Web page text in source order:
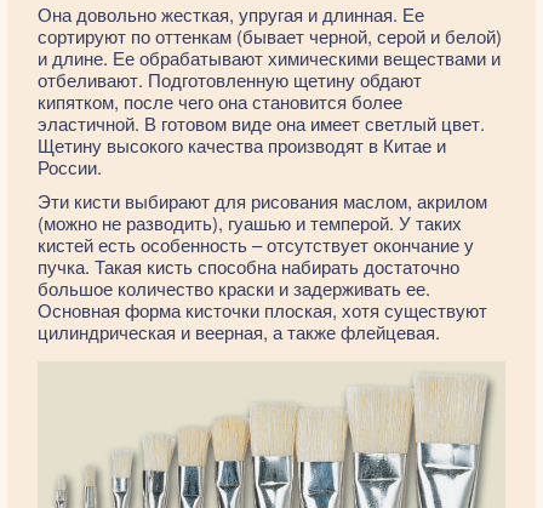
Она довольно жесткая, упругая и длинная. Ее
сортируют по оттенкам (бывает черной, серой и белой)
и длине. Ее обрабатывают химическими веществами и
отбеливают. Подготовленную щетину обдают
кипятком, после чего она становится более
эластичной. В готовом виде она имеет светлый цвет.
Щетину высокого качества производят в Китае и
России.
Эти кисти выбирают для рисования маслом, акрилом
(можно не разводить), гуашью и темперой. У таких
кистей есть особенность – отсутствует окончание у
пучка. Такая кисть способна набирать достаточно
большое количество краски и задерживать ее.
Основная форма кисточки плоская, хотя существуют
цилиндрическая и веерная, а также флейцевая.